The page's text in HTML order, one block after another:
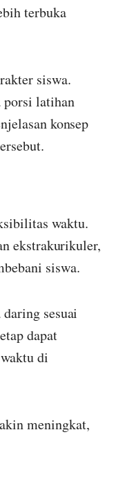
terbuka
siswa.
porsi latihan
konsep
waktu.
ekstrakurikuler,
siswa.
sesuai
dapat
di
meningkat,